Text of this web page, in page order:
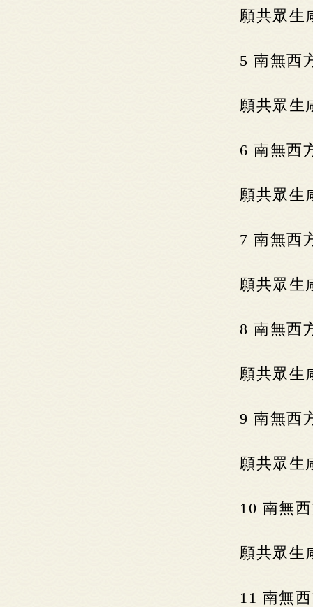
願共眾生
5 南無西
願共眾生
6 南無西
願共眾生
7 南無西
願共眾生
8 南無西
願共眾生
9 南無西
願共眾生
10 南無
願共眾生
11 南無